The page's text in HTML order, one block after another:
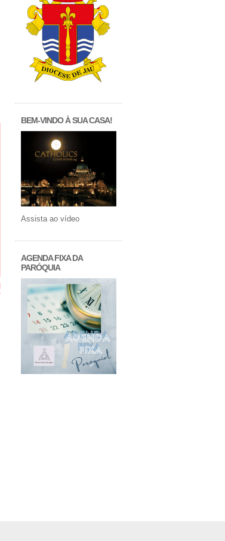
BEM-VINDO À SUA CASA!
Assista ao vídeo
AGENDA FIXA DA
PARÓQUIA